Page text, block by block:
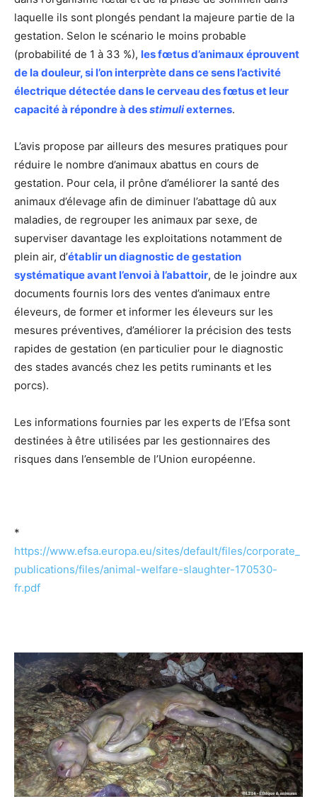
laquelle ils sont plongés pendant la majeure partie de la
gestation. Selon le scénario le moins probable
(probabilité de 1 à 33 %), les fœtus d’animaux éprouvent
de la douleur, si l’on interprète dans ce sens l’activité
électrique détectée dans le cerveau des fœtus et leur
capacité à répondre à desstimuliexternes.
L’avis propose par ailleurs des mesures pratiques pour
réduire le nombre d’animaux abattus en cours de
gestation. Pour cela, il prône d’améliorer la santé des
animaux d’élevage afin de diminuer l’abattage dû aux
maladies, de regrouper les animaux par sexe, de
superviser davantage les exploitations notamment de
plein air, d’établir un diagnostic de gestation
systématique avant l’envoi à l’abattoir, de le joindre aux
documents fournis lors des ventes d’animaux entre
éleveurs, de former et informer les éleveurs sur les
mesures préventives, d’améliorer la précision des tests
rapides de gestation (en particulier pour le diagnostic
des stades avancés chez les petits ruminants et les
porcs).
Les informations fournies par les experts de l’Efsa sont
destinées à être utilisées par les gestionnaires des
risques dans l’ensemble de l’Union européenne.
*
https://www.efsa.europa.eu/sites/default/files/corporate_
publications/files/animal-welfare-slaughter-170530-
fr.pdf